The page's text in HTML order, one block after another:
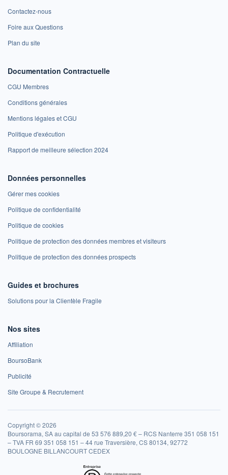
Contactez-nous
Foire aux Questions
Plan du site
Documentation Contractuelle
CGU Membres
Conditions générales
Mentions légales et CGU
Politique d'exécution
Rapport de meilleure sélection 2024
Données personnelles
Gérer mes cookies
Politique de confidentialité
Politique de cookies
Politique de protection des données membres et visiteurs
Politique de protection des données prospects
Guides et brochures
Solutions pour la Clientèle Fragile
Nos sites
Affiliation
BoursoBank
Publicité
Site Groupe & Recrutement
Copyright © 2026
Boursorama, SA au capital de 53 576 889,20 € – RCS Nanterre 351 058 151
– TVA FR 69 351 058 151 – 44 rue Traversière, CS 80134, 92772
BOULOGNE BILLANCOURT CEDEX